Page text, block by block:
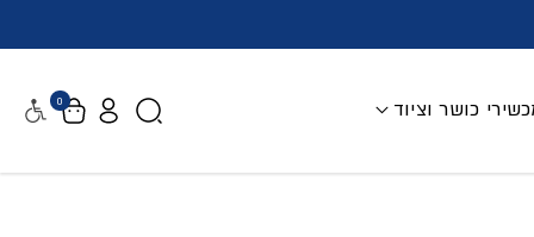
כושר וציוד 0 נגישות